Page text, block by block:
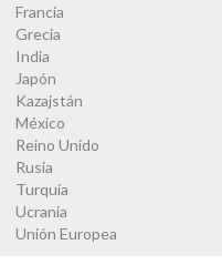
Francia
Grecia
India
Japón
Kazajstán
México
Reino Unido
Rusia
Turquía
Ucrania
Unión Europea